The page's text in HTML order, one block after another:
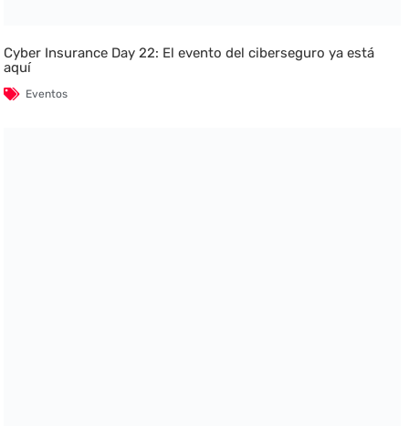
Cyber Insurance Day 22: El evento del ciberseguro ya está
aquí
Eventos